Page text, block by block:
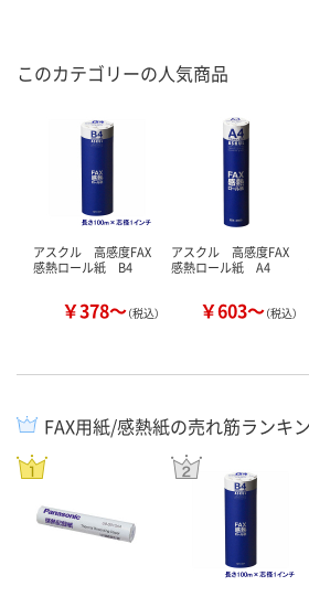
このカテゴリーの人気商品
アスクル 高感度FAX
感熱ロール紙 B4
￥378～（税込）
アスクル 高感度FAX
感熱ロール紙 A4
￥603～（税込）
FAX用紙/感熱紙の売れ筋ランキ